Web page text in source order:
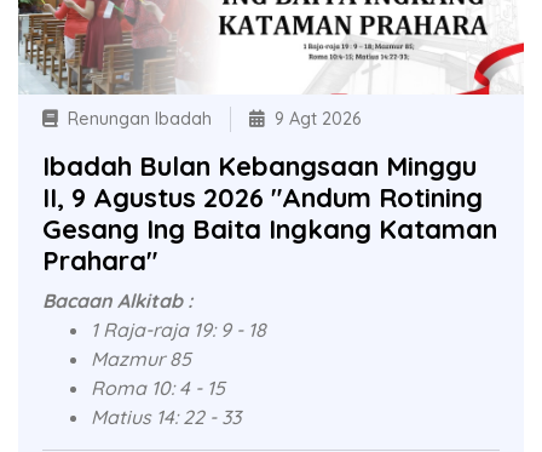
Renungan Ibadah 9 Agt 2026
Ibadah Bulan Kebangsaan Minggu
II, 9 Agustus 2026 "Andum Rotining
Gesang Ing Baita Ingkang Kataman
Prahara"
Bacaan Alkitab :
1 Raja-raja 19: 9 - 18
Mazmur 85
Roma 10: 4 - 15
Matius 14: 22 - 33